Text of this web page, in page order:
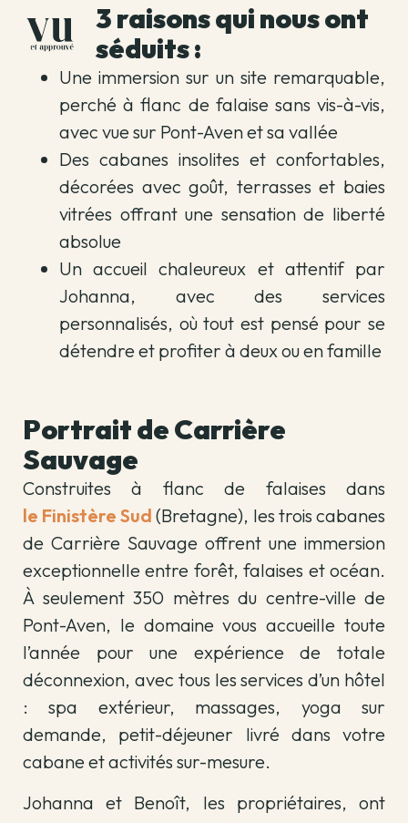
3 raisons qui nous ont
séduits :
Une immersion sur un site remarquable,
perché à flanc de falaise sans vis-à-vis,
avec vue sur Pont-Aven et sa vallée
Des cabanes insolites et confortables,
décorées avec goût, terrasses et baies
vitrées offrant une sensation de liberté
absolue
Un accueil chaleureux et attentif par
Johanna, avec des services
personnalisés, où tout est pensé pour se
détendre et profiter à deux ou en famille
Portrait de Carrière
Sauvage
Construites à flanc de falaises dans
le Finistère Sud (Bretagne), les trois cabanes
de Carrière Sauvage offrent une immersion
exceptionnelle entre forêt, falaises et océan.
À seulement 350 mètres du centre-ville de
Pont-Aven, le domaine vous accueille toute
l’année pour une expérience de totale
déconnexion, avec tous les services d’un hôtel
: spa extérieur, massages, yoga sur
demande, petit-déjeuner livré dans votre
cabane et activités sur-mesure.
Johanna et Benoît, les propriétaires, ont